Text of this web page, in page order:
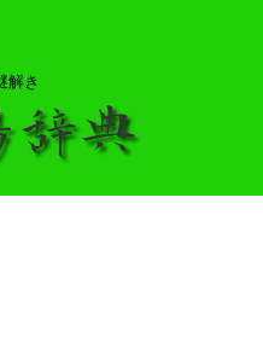
解き